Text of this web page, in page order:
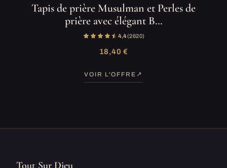
Tapis de prière Musulman et Perles de
prière avec élégant B…
4,4(2 620)
18,40 €
VOIR L'OFFRE